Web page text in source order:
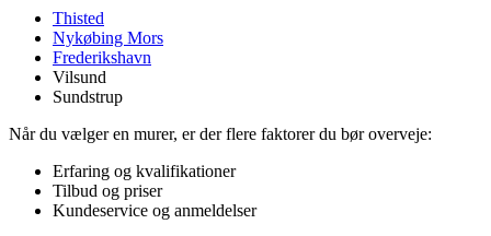
Thisted
Nykøbing Mors
Frederikshavn
Vilsund
Sundstrup
Når du vælger en murer, er der flere faktorer du bør overveje:
Erfaring og kvalifikationer
Tilbud og priser
Kundeservice og anmeldelser